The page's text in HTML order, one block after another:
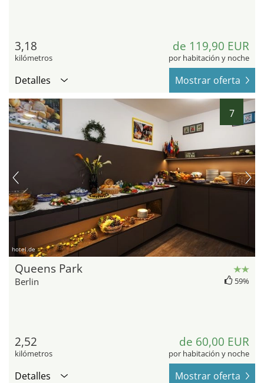
3,18
kilómetros
de 119,90 EUR
por habitación y noche
Detalles Mostrar oferta
7
hotel.de
Queens Park
Berlin 59%
2,52
kilómetros
de 60,00 EUR
por habitación y noche
Detalles Mostrar oferta